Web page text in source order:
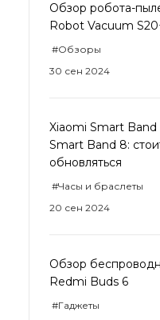
Обзор робота-
Robot Vacuum
#Обзоры
30 сен 2024
Xiaomi Smart Band
Smart Band 8:
обновляться
#Часы и браслеты
20 сен 2024
Обзор
Redmi Buds 6
#Гаджеты